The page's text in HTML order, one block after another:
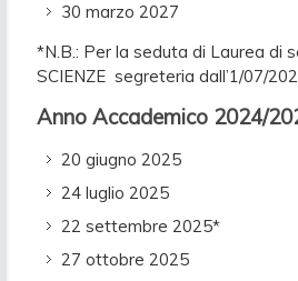
30 marzo 2027
*N.B.: Per la seduta di Laurea di
SCIENZE segreteria dall’1/07/
Anno Accademico 2024/
20 giugno 2025
24 luglio 2025
22 settembre 2025*
27 ottobre 2025